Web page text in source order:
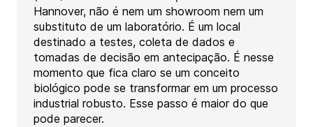
Hannover, não é nem um showroom nem um
substituto de um laboratório. É um local
destinado a testes, coleta de dados e
tomadas de decisão em antecipação. É nesse
momento que fica claro se um conceito
biológico pode se transformar em um processo
industrial robusto. Esse passo é maior do que
pode parecer.